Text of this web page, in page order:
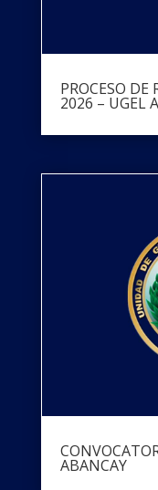
PROCESO DE
2026 – UGEL
ABANCAY